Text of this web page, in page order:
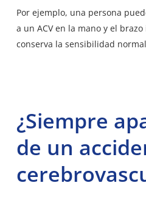
Por ejemplo, una persona
a un ACV en la mano y el
conserva la sensibilidad
¿Siempre
de un